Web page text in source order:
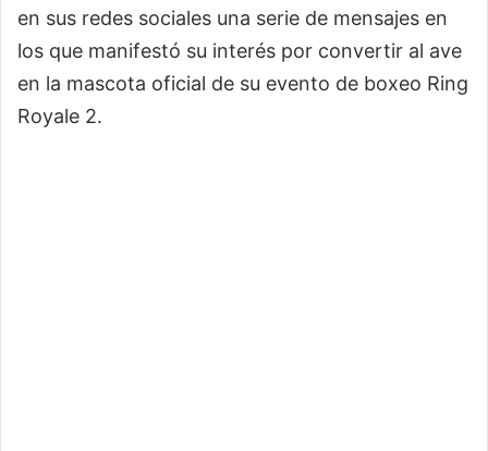
en sus redes sociales una serie de mensajes en
los que manifestó su interés por convertir al ave
en la mascota oficial de su evento de boxeo Ring
Royale 2.